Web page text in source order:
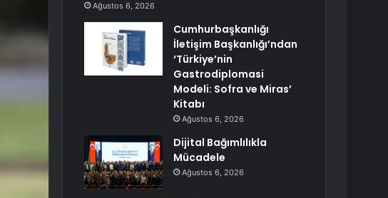
Ağustos 6, 2026
Cumhurbaşkanlığı
İletişim Başkanlığı’ndan
‘Türkiye’nin
Gastrodiplomasi
Modeli: Sofra ve Miras’
Kitabı
Ağustos 6, 2026
Dijital Bağımlılıkla
Mücadele
Ağustos 6, 2026